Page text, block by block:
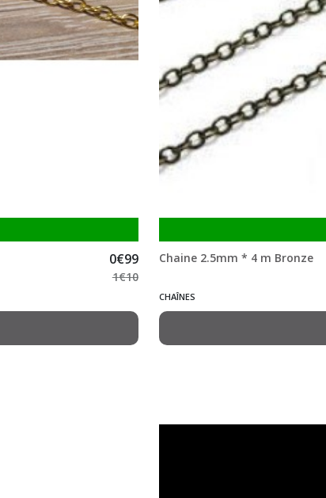
0€99
1€10
Chaine 2.5mm * 4 m Bronze
CHAÎNES